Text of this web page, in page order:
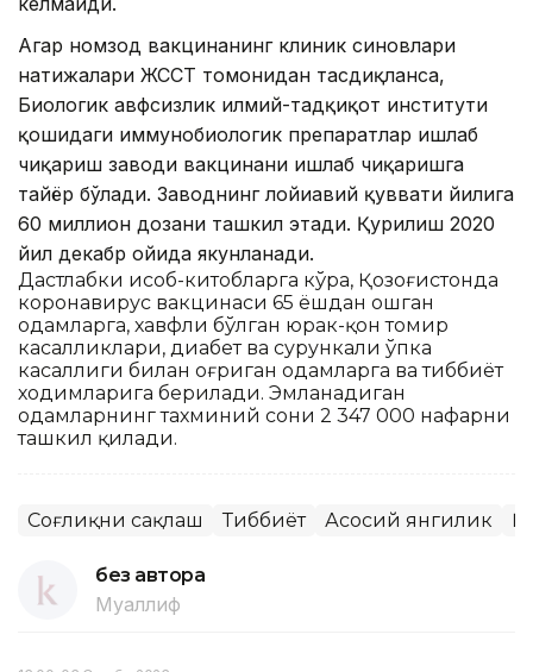
Агар номзод вакцинанинг клиник синовлари
натижалари ЖССТ томонидан тасдиқланса,
Биологик ҳавфсизлик илмий-тадқиқот институти
қошидаги иммунобиологик препаратлар ишлаб
чиқариш заводи вакцинани ишлаб чиқаришга
тайёр бўлади. Заводнинг лойиҳавий қуввати йилига
60 миллион дозани ташкил этади. Қурилиш 2020
йил декабр ойида якунланади.
Дастлабки ҳисоб-китобларга кўра, Қозоғистонда
коронавирус вакцинаси 65 ёшдан ошган
одамларга, хавфли бўлган юрак-қон томир
касалликлари, диабет ва сурункали ўпка
касаллиги билан оғриган одамларга ва тиббиёт
ходимларига берилади. Эмланадиган
одамларнинг тахминий сони 2 347 000 нафарни
ташкил қилади.
Соғлиқни сақлаш Тиббиёт Асосий янгилик
без автора
Муаллиф